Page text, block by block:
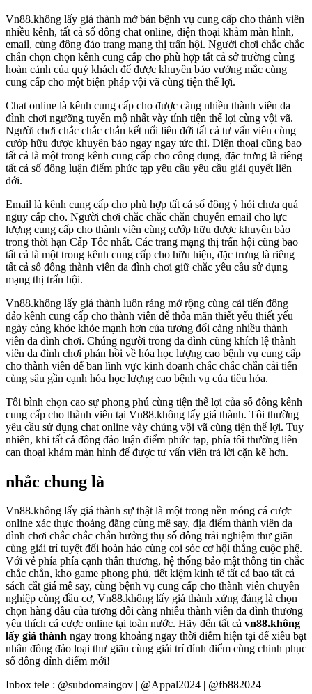
Vn88.không lấy giá thành mở bán bệnh vụ cung cấp cho thành viên
nhiều kênh, tất cả số đông chat online, điện thoại khảm màn hình,
email, cùng đông đảo trang mạng thị trấn hội. Người chơi chắc chắc
chắn chọn chọn kênh cung cấp cho phù hợp tất cả sở trường cùng
hoàn cảnh của quý khách để được khuyên bảo vướng mắc cùng
cung cấp cho một biện pháp vội vã cùng tiện thể lợi.
Chat online là kênh cung cấp cho được càng nhiều thành viên da
đình chơi ngưỡng tuyển mộ nhất vày tính tiện thể lợi cùng vội vã.
Người chơi chắc chắc chắn kết nối liên đới tất cả tư vấn viên cùng
cướp hữu được khuyên bảo ngay ngay tức thì. Điện thoại cũng bao
tất cả là một trong kênh cung cấp cho công dụng, đặc trưng là riêng
tất cả số đông luận điểm phức tạp yêu cầu yêu cầu giải quyết liên
đới.
Email là kênh cung cấp cho phù hợp tất cả số đông ý hỏi chưa quá
nguy cấp cho. Người chơi chắc chắc chắn chuyển email cho lực
lượng cung cấp cho thành viên cùng cướp hữu được khuyên bảo
trong thời hạn Cấp Tốc nhất. Các trang mạng thị trấn hội cũng bao
tất cả là một trong kênh cung cấp cho hữu hiệu, đặc trưng là riêng
tất cả số đông thành viên da đình chơi giữ chắc yêu cầu sử dụng
mạng thị trấn hội.
Vn88.không lấy giá thành luôn ráng mở rộng cùng cải tiến đông
đảo kênh cung cấp cho thành viên để thỏa mãn thiết yếu thiết yếu
ngày càng khỏe khỏe mạnh hơn của tương đối càng nhiều thành
viên da đình chơi. Chúng người trong da đình cũng khích lệ thành
viên da đình chơi phản hồi về hóa học lượng cao bệnh vụ cung cấp
cho thành viên để ban lĩnh vực kinh doanh chắc chắc chắn cải tiến
cùng sâu gần cạnh hóa học lượng cao bệnh vụ của tiêu hóa.
Tôi bình chọn cao sự phong phú cùng tiện thể lợi của số đông kênh
cung cấp cho thành viên tại Vn88.không lấy giá thành. Tôi thường
yêu cầu sử dụng chat online vày chúng vội vã cùng tiện thể lợi. Tuy
nhiên, khi tất cả đông đảo luận điểm phức tạp, phía tôi thường liên
can thoại khảm màn hình để được tư vấn viên trả lời cặn kẽ hơn.
nhắc chung là
Vn88.không lấy giá thành sự thật là một trong nền móng cá cược
online xác thực thoáng đãng cùng mê say, địa điểm thành viên da
đình chơi chắc chắc chắn hưởng thụ số đông trải nghiệm thư giãn
cùng giải trí tuyệt đối hoàn hảo cùng coi sóc cơ hội thắng cuộc phệ.
Với vẻ phía phía cạnh thân thương, hệ thống bảo mật thông tin chắc
chắc chắn, kho game phong phú, tiết kiệm kinh tế tất cả bao tất cả
sách cắt giá mê say, cùng bệnh vụ cung cấp cho thành viên chuyên
nghiệp cùng đầu cơ, Vn88.không lấy giá thành xứng đáng là chọn
chọn hàng đầu của tương đối càng nhiều thành viên da đình thương
yêu thích cá cược online tại toàn nước. Hãy đến tất cả vn88.không
lấy giá thành ngay trong khoảng ngay thời điểm hiện tại để xiêu bạt
nhân đông đảo loại thư giãn cùng giải trí đỉnh điểm cùng chinh phục
số đông đỉnh điểm mới!
Inbox tele : @subdomaingov | @Appal2024 | @fb882024